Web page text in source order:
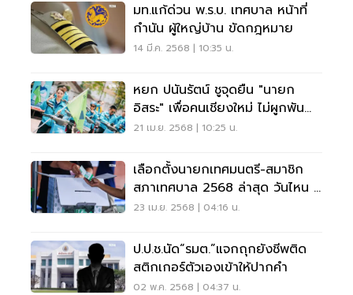
มท.แก้ด่วน พ.ร.บ. เทศบาล หน้าที่
กำนัน ผู้ใหญ่บ้าน ขัดกฎหมาย
14 มี.ค. 2568 | 10:35 น.
หยก ปนันรัตน์ ชูจุดยืน "นายก
อิสระ" เพื่อคนเชียงใหม่ ไม่ผูกพัน
พรรค
21 เม.ย. 2568 | 10:25 น.
เลือกตั้งนายกเทศมนตรี-สมาชิก
สภาเทศบาล 2568 ล่าสุด วันไหน กี่
โมง
23 เม.ย. 2568 | 04:16 น.
ป.ป.ช.นัด“รมต.”แจกถุกยังชีพติด
สติกเกอร์ตัวเองเข้าให้ปากคำ
02 พ.ค. 2568 | 04:37 น.